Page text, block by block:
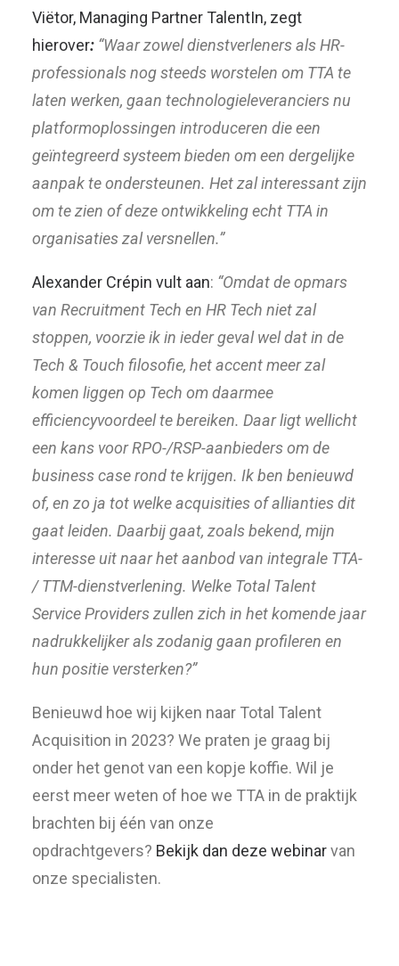
Viëtor, Managing Partner TalentIn, zegt
hierover: “Waar zowel dienstverleners als HR-
professionals nog steeds worstelen om TTA te
laten werken, gaan technologieleveranciers nu
platformoplossingen introduceren die een
geïntegreerd systeem bieden om een dergelijke
aanpak te ondersteunen. Het zal interessant zijn
om te zien of deze ontwikkeling echt TTA in
organisaties zal versnellen.”
Alexander Crépin vult aan: “Omdat de opmars
van Recruitment Tech en HR Tech niet zal
stoppen, voorzie ik in ieder geval wel dat in de
Tech & Touch filosofie, het accent meer zal
komen liggen op Tech om daarmee
efficiencyvoordeel te bereiken. Daar ligt wellicht
een kans voor RPO-/RSP-aanbieders om de
business case rond te krijgen. Ik ben benieuwd
of, en zo ja tot welke acquisities of allianties dit
gaat leiden. Daarbij gaat, zoals bekend, mijn
interesse uit naar het aanbod van integrale TTA-
/ TTM-dienstverlening. Welke Total Talent
Service Providers zullen zich in het komende jaar
nadrukkelijker als zodanig gaan profileren en
hun positie versterken?”
Benieuwd hoe wij kijken naar Total Talent
Acquisition in 2023? We praten je graag bij
onder het genot van een kopje koffie. Wil je
eerst meer weten of hoe we TTA in de praktijk
brachten bij één van onze
opdrachtgevers? Bekijk dan deze webinarvan
onze specialisten.